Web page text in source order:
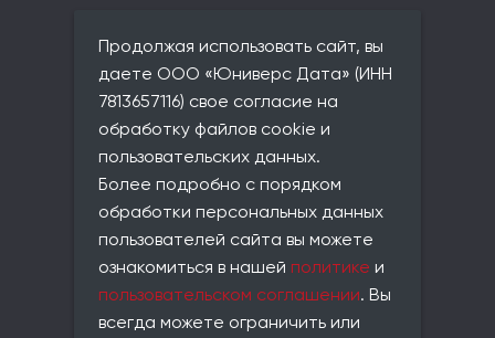
Юридический адрес:
197198, г. Санкт-Петербург,
вн.тер.г. Муниципальный округ
Чкаловское,
ул. Красного Курсанта, д. 25,
Фактический адрес:
совпадает с юридическим
Телефон:
+7 (812) 677-21-86
Email:
info@universe-data.ru
Продолжая использовать сайт, вы
даете ООО «Юниверс Дата» (ИНН
7813657116) свое согласие на
обработку файлов cookie и
пользовательских данных.
Более подробно с порядком
обработки персональных данных
пользователей сайта вы можете
ознакомиться в нашей политике и
пользовательском соглашении. Вы
всегда можете ограничить или